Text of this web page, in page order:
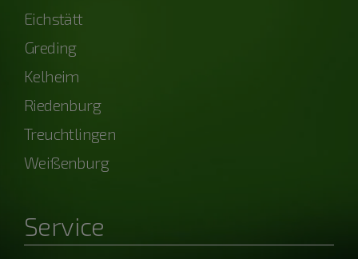
Eichstätt
Greding
Kelheim
Riedenburg
Treuchtlingen
Weißenburg
Service